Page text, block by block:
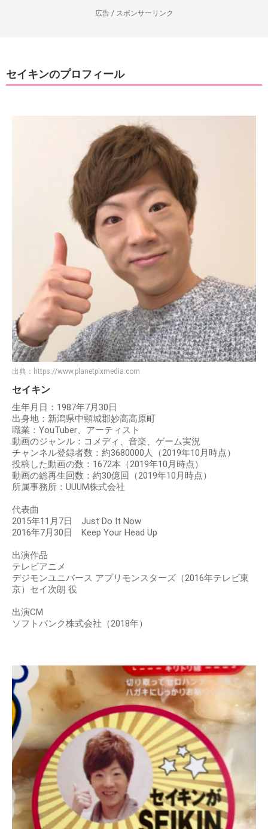
広告 / スポンサーリンク
セイキンのプロフィール
出典： https://www.planetpixmedia.com
セイキン
生年月日：1987年7月30日
出身地：新潟県中頸城郡妙高高原町
職業：YouTuber、アーティスト
動画のジャンル：コメディ、音楽、ゲーム実況
チャンネル登録者数：約3680000人（2019年10月時点）
投稿した動画の数：1672本（2019年10月時点）
動画の総再生回数：約30億回（2019年10月時点）
所属事務所：UUUM株式会社
代表曲
2015年11月7日 Just Do It Now
2016年7月30日 Keep Your Head Up
出演作品
テレビアニメ
デジモンユニバース アプリモンスターズ（2016年テレビ東
京）セイ次朗 役
出演CM
ソフトバンク株式会社（2018年）